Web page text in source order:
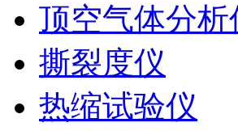
顶空气体分析
撕裂度仪
热缩试验仪